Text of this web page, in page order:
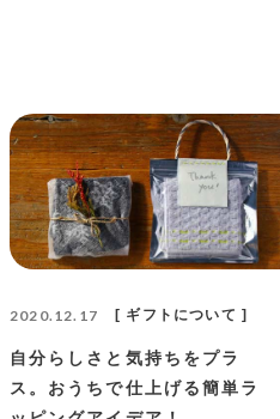
2020.12.17 ギフトについて
自分らしさと気持ちをプラ
ス。おうちで仕上げる簡単ラ